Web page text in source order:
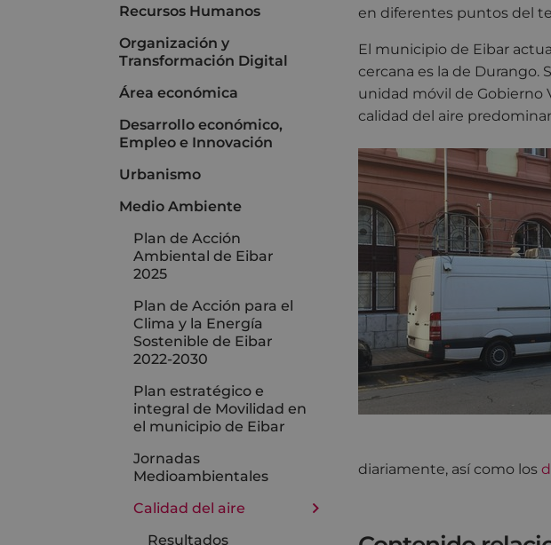
en diferentes puntos del
El municipio de Eibar
cercana es la de Durango.
unidad móvil de Gobierno
calidad del aire
diariamente, así como los
Recursos Humanos
Organización y
Transformación Digital
Área económica
Desarrollo económico,
Empleo e Innovación
Urbanismo
Medio Ambiente
Plan de Acción
Ambiental de Eibar
2025
Plan de Acción para el
Clima y la Energía
Sostenible de Eibar
2022-2030
Plan estratégico e
integral de Movilidad en
el municipio de Eibar
Jornadas
Medioambientales
Calidad del aire
Resultados